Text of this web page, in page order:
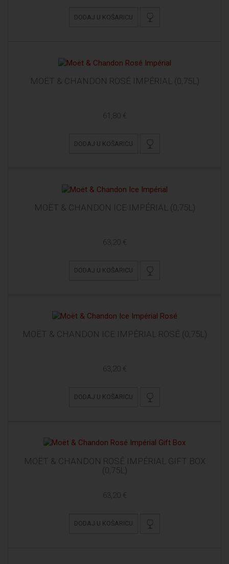
DODAJ U KOŠARICU
MOËT & CHANDON ROSÉ IMPÉRIAL (0,75L)
61,80 €
DODAJ U KOŠARICU
MOËT & CHANDON ICE IMPÉRIAL (0,75L)
63,20 €
DODAJ U KOŠARICU
MOËT & CHANDON ICE IMPÉRIAL ROSÉ (0,75L)
63,20 €
DODAJ U KOŠARICU
MOËT & CHANDON ROSÉ IMPÉRIAL GIFT BOX
(0,75L)
63,20 €
DODAJ U KOŠARICU